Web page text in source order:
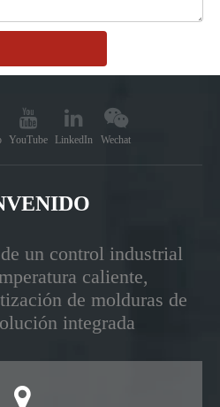
YouTube LinkedIn Wechat
un control industrial
caliente,
de molduras de
integrada